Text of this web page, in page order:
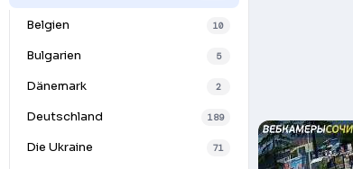
Belgien 10
Bulgarien 5
Dänemark 2
Deutschland 189
Die Ukraine 71